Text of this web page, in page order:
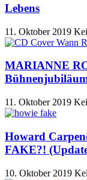
Lebens
11. Oktober 2019
MARIANNE
11. Oktober 2019
Howard
FAKE?!
10. Oktober 2019